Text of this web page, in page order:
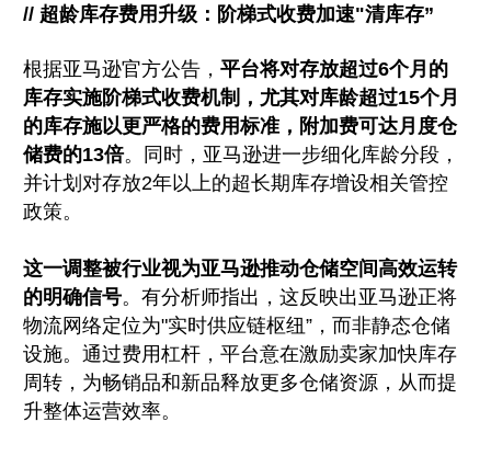
// 超龄库存费用升级：阶梯式收费加速"清库存”
根据亚马逊官方公告，平台将对存放超过6个月的
库存实施阶梯式收费机制，尤其对库龄超过15个月
的库存施以更严格的费用标准，附加费可达月度仓
储费的13倍。同时，亚马逊进一步细化库龄分段，
并计划对存放2年以上的超长期库存增设相关管控
政策。
这一调整被行业视为亚马逊推动仓储空间高效运转
的明确信号。有分析师指出，这反映出亚马逊正将
物流网络定位为"实时供应链枢纽”，而非静态仓储
设施。通过费用杠杆，平台意在激励卖家加快库存
周转，为畅销品和新品释放更多仓储资源，从而提
升整体运营效率。